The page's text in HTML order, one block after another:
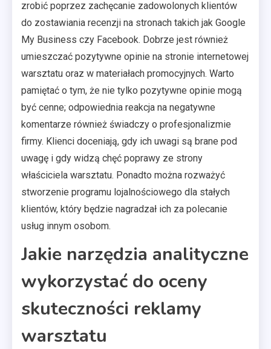
zrobić poprzez zachęcanie zadowolonych klientów
do zostawiania recenzji na stronach takich jak Google
My Business czy Facebook. Dobrze jest również
umieszczać pozytywne opinie na stronie internetowej
warsztatu oraz w materiałach promocyjnych. Warto
pamiętać o tym, że nie tylko pozytywne opinie mogą
być cenne; odpowiednia reakcja na negatywne
komentarze również świadczy o profesjonalizmie
firmy. Klienci doceniają, gdy ich uwagi są brane pod
uwagę i gdy widzą chęć poprawy ze strony
właściciela warsztatu. Ponadto można rozważyć
stworzenie programu lojalnościowego dla stałych
klientów, który będzie nagradzał ich za polecanie
usług innym osobom.
Jakie narzędzia analityczne
wykorzystać do oceny
skuteczności reklamy
warsztatu